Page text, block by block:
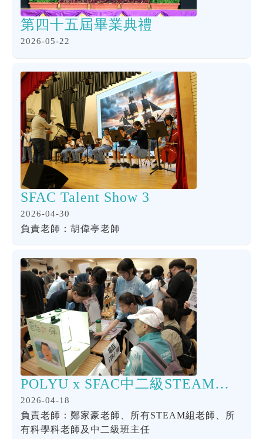
第四十五屆畢業典禮
2026-05-22
SFAC Talent Show 3
2026-04-30
負責老師：胡偉亭老師
POLYU x SFAC中二級STEAM同樂日
2026-04-18
負責老師：鄭家豪老師、所有STEAM組老師、所
有科學科老師及中二級班主任